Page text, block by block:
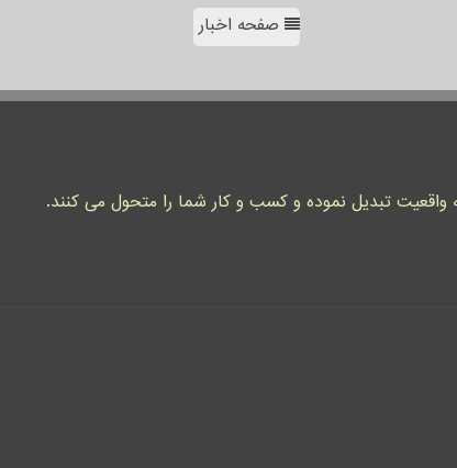
صفحه اخبار